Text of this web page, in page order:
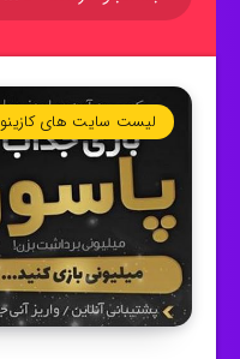
لیست سایت های کازینو